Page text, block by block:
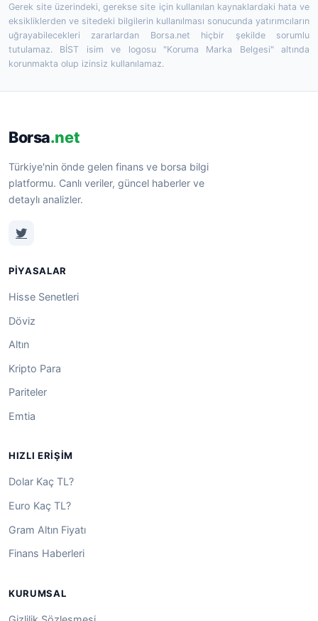
Gerek site üzerindeki, gerekse site için kullanılan kaynaklardaki hata ve
eksikliklerden ve sitedeki bilgilerin kullanılması sonucunda yatırımcıların
uğrayabilecekleri zararlardan Borsa.net hiçbir şekilde sorumlu
tutulamaz. BİST isim ve logosu "Koruma Marka Belgesi" altında
korunmakta olup izinsiz kullanılamaz.
Borsa.net
Türkiye'nin önde gelen finans ve borsa bilgi
platformu. Canlı veriler, güncel haberler ve
detaylı analizler.
PIYASALAR
Hisse Senetleri
Döviz
Altın
Kripto Para
Pariteler
Emtia
HIZLI ERIŞIM
Dolar Kaç TL?
Euro Kaç TL?
Gram Altın Fiyatı
Finans Haberleri
KURUMSAL